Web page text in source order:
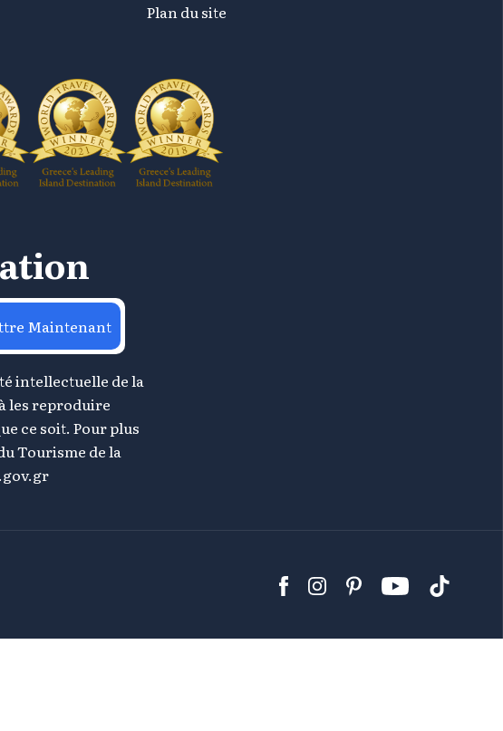
Plan du site
Maintenant
intellectuelle de la
les reproduire
ce soit. Pour plus
Tourisme de la